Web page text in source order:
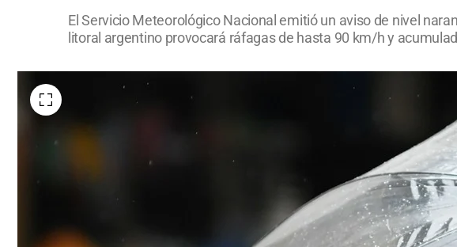
El Servicio Meteorológico Nacional emitió un aviso de nivel
litoral argentino provocará ráfagas de hasta 90 km/h y